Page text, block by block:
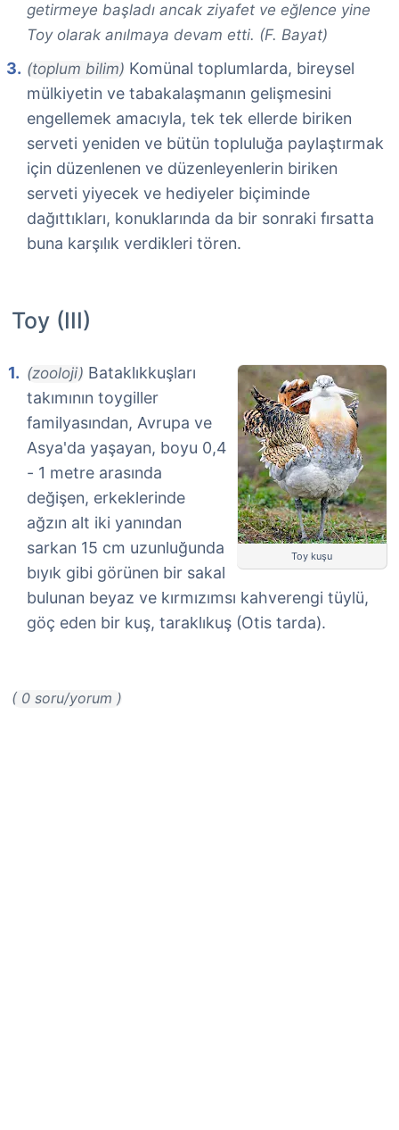
getirmeye başladı ancak ziyafet ve eğlence yine
Toy olarak anılmaya devam etti. (F. Bayat)
(toplum bilim) Komünal toplumlarda, bireysel
mülkiyetin ve tabakalaşmanın gelişmesini
engellemek amacıyla, tek tek ellerde biriken
serveti yeniden ve bütün topluluğa paylaştırmak
için düzenlenen ve düzenleyenlerin biriken
serveti yiyecek ve hediyeler biçiminde
dağıttıkları, konuklarında da bir sonraki fırsatta
buna karşılık verdikleri tören.
Toy (III)
Toy kuşu
(zooloji) Bataklıkkuşları
takımının toygiller
familyasından, Avrupa ve
Asya'da yaşayan, boyu 0,4
- 1 metre arasında
değişen, erkeklerinde
ağzın alt iki yanından
sarkan 15 cm uzunluğunda
bıyık gibi görünen bir sakal
bulunan beyaz ve kırmızımsı kahverengi tüylü,
göç eden bir kuş, taraklıkuş (Otis tarda).
( 0 soru/yorum )